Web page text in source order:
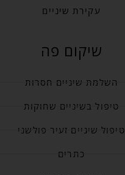
עקירת שיניים
שיקום פה
השלמת שיניים חסרות
טיפול בשיניים שחוקות
טיפול שיניים זעיר פולשני
כתרים